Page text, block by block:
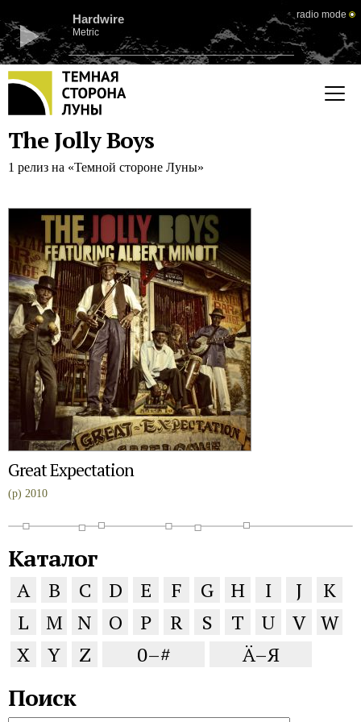
Hardwire
Metric
radio mode
The Jolly Boys
1 релиз на «Темной стороне Луны»
Great Expectation
(p) 2010
Каталог
A B C D E F G H I J
K
L
M N O P R S T U V W
X
Y Z 0–# Ä–Я
Поиск